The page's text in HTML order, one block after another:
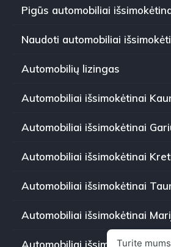
Pigūs automobiliai
Naudoti automobiliai
Automobilių lizingas
Automobiliai išsimokėtinai
Automobiliai išsimokėtinai
Automobiliai išsimokėtinai
Automobiliai išsimokėtinai
Automobiliai išsimokėtinai
Automobiliai išsimokėtinai